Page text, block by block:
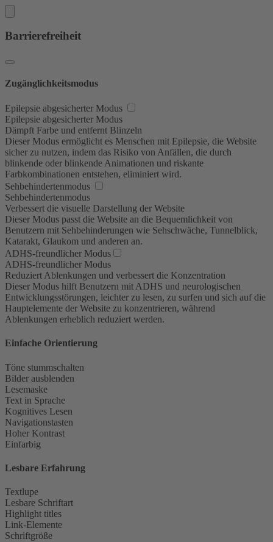
Barrierefreiheit
Zugänglichkeitsmodus
Epilepsie abgesicherter Modus
Epilepsie abgesicherter Modus
Dämpft Farbe und entfernt Blinzeln
Dieser Modus ermöglicht es Menschen mit Epilepsie, die Website
sicher zu nutzen, indem das Risiko von Anfällen, die durch
blinkende oder blinkende Animationen und riskante
Farbkombinationen entstehen, eliminiert wird.
Sehbehindertenmodus
Sehbehindertenmodus
Verbessert die visuelle Darstellung der Website
Dieser Modus passt die Website an die Bequemlichkeit von
Benutzern mit Sehbehinderungen wie Sehschwäche, Tunnelblick,
Katarakt, Glaukom und anderen an.
ADHS-freundlicher Modus
ADHS-freundlicher Modus
Reduziert Ablenkungen und verbessert die Konzentration
Dieser Modus hilft Benutzern mit ADHS und neurologischen
Entwicklungsstörungen, leichter zu lesen, zu surfen und sich auf die
Hauptelemente der Website zu konzentrieren, während
Ablenkungen erheblich reduziert werden.
Einfache Orientierung
Töne stummschalten
Bilder ausblenden
Lesemaske
Text in Sprache
Kognitives Lesen
Navigationstasten
Hoher Kontrast
Einfarbig
Lesbare Erfahrung
Textlupe
Lesbare Schriftart
Highlight titles
Link-Elemente
Schriftgröße